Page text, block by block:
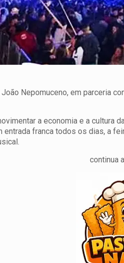
Nepomuceno, em parceria
a economia e a cultura
entrada franca todos os dias, a
continua